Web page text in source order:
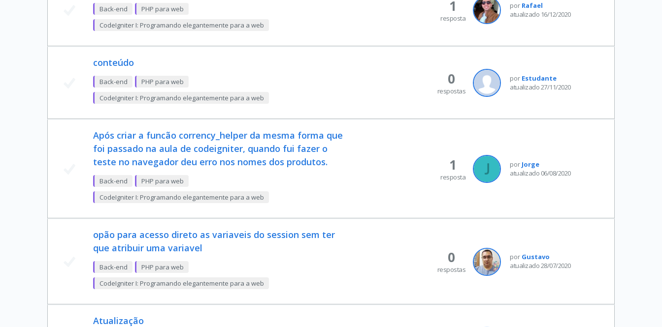
Back-end
PHP para web
CodeIgniter I: Programando elegantemente para a web
por Rafael
atualizado 16/12/2020
1
resposta
conteúdo
Back-end
PHP para web
CodeIgniter I: Programando elegantemente para a web
por Estudante
atualizado 27/11/2020
0
respostas
Após criar a funcão corrency_helper da mesma forma que
foi passado na aula de codeigniter, quando fui fazer o
teste no navegador deu erro nos nomes dos produtos.
Back-end
PHP para web
CodeIgniter I: Programando elegantemente para a web
por Jorge
atualizado 06/08/2020
1
resposta
opão para acesso direto as variaveis do session sem ter
que atribuir uma variavel
Back-end
PHP para web
CodeIgniter I: Programando elegantemente para a web
por Gustavo
atualizado 28/07/2020
0
respostas
Atualização